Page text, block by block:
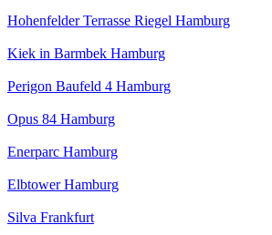
Hohenfelder Terrasse Riegel Hamburg
Kiek in Barmbek Hamburg
Perigon Baufeld 4 Hamburg
Opus 84 Hamburg
Enerparc Hamburg
Elbtower Hamburg
Silva Frankfurt